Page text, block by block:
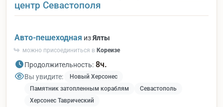
центр Севастополя
Авто-пешеходная изЯлты
можно присоединиться в Кореизе
Продолжительность: 8ч.
Вы увидите:
Новый Херсонес
Памятник затопленным кораблям
Севастополь
Херсонес Таврический